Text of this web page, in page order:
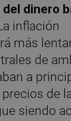
dinero
inflación
más
de
a
de
siendo